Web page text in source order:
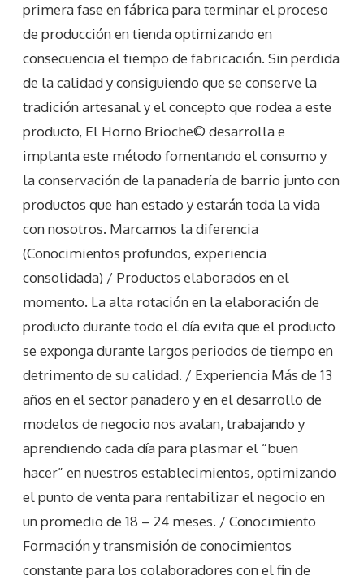
primera fase en fábrica para terminar el proceso
de producción en tienda optimizando en
consecuencia el tiempo de fabricación. Sin perdida
de la calidad y consiguiendo que se conserve la
tradición artesanal y el concepto que rodea a este
producto, El Horno Brioche© desarrolla e
implanta este método fomentando el consumo y
la conservación de la panadería de barrio junto con
productos que han estado y estarán toda la vida
con nosotros. Marcamos la diferencia
(Conocimientos profundos, experiencia
consolidada) / Productos elaborados en el
momento. La alta rotación en la elaboración de
producto durante todo el día evita que el producto
se exponga durante largos periodos de tiempo en
detrimento de su calidad. / Experiencia Más de 13
años en el sector panadero y en el desarrollo de
modelos de negocio nos avalan, trabajando y
aprendiendo cada día para plasmar el “buen
hacer” en nuestros establecimientos, optimizando
el punto de venta para rentabilizar el negocio en
un promedio de 18 – 24 meses. / Conocimiento
Formación y transmisión de conocimientos
constante para los colaboradores con el fin de